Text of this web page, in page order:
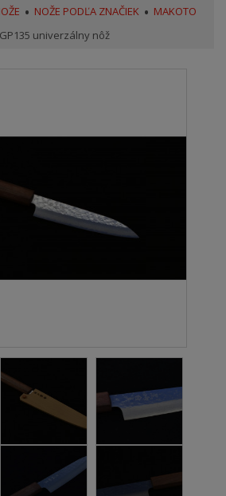
NOŽE PODĽA ZNAČIEK
MAKOTO
univerzálny nôž